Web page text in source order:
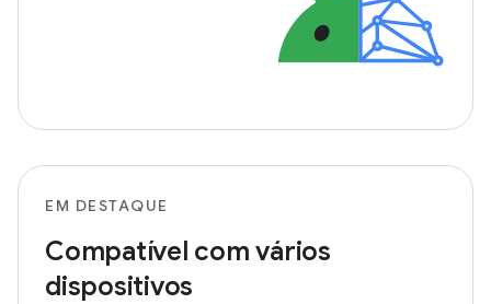
EM DESTAQUE
Compatível com vários
dispositivos